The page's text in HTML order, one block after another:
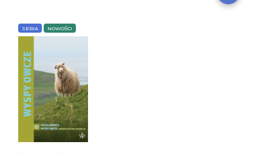
SERIA NOWOŚCI